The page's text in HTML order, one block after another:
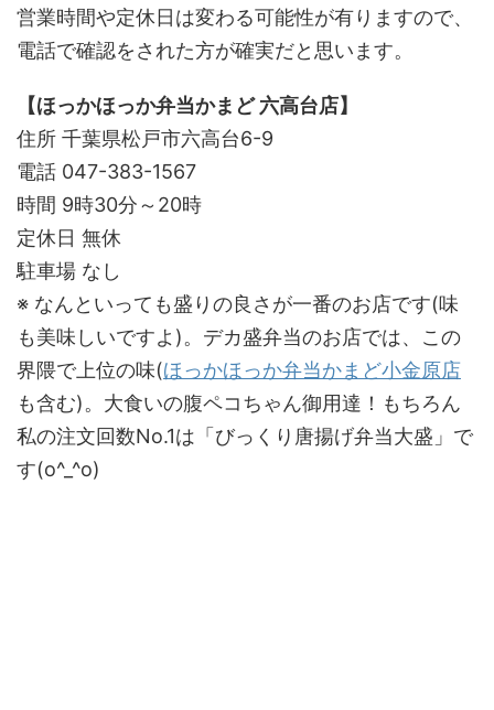
営業時間や定休日は変わる可能性が有りますので、
電話で確認をされた方が確実だと思います。
【ほっかほっか弁当かまど 六高台店】
住所 千葉県松戸市六高台6-9
電話 047-383-1567
時間 9時30分～20時
定休日 無休
駐車場 なし
※ なんといっても盛りの良さが一番のお店です(味
も美味しいですよ)。デカ盛弁当のお店では、この
界隈で上位の味(ほっかほっか弁当かまど小金原店
も含む)。大食いの腹ペコちゃん御用達！もちろん
私の注文回数No.1は「びっくり唐揚げ弁当大盛」で
す(o^_^o)